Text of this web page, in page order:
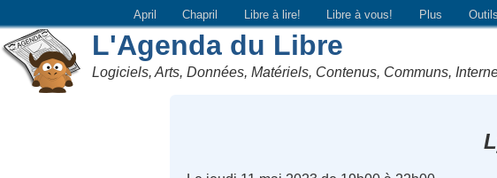
April Chapril Libre à lire! Libre à vous! Plus Outils
L'Agenda du Libre
Logiciels, Arts, Données, Matériels, Contenus, Communs,